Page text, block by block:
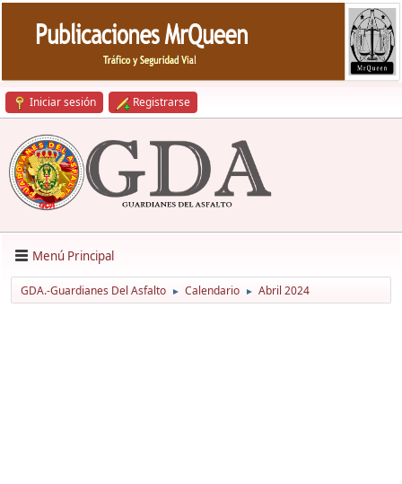
Iniciar sesión Registrarse
Menú Principal
GDA.-Guardianes Del Asfalto ► Calendario ► Abril 2024